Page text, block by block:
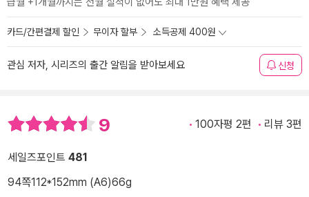
카드/간편결제 할인 무이자 할부 소득공제 400원
관심 저자, 시리즈의 출간 알림을 받아보세요 신청
9 100자평 2편 리뷰 3편
세일즈포인트 481
94쪽112*152mm (A6)66g